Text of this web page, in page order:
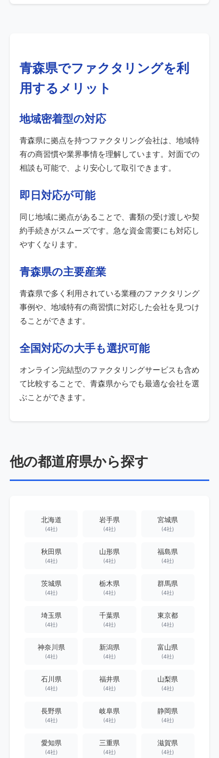
青森県でファクタリングを利
用するメリット
地域密着型の対応
青森県に拠点を持つファクタリング会社は、地域特
有の商習慣や業界事情を理解しています。対面での
相談も可能で、より安心して取引できます。
即日対応が可能
同じ地域に拠点があることで、書類の受け渡しや契
約手続きがスムーズです。急な資金需要にも対応し
やすくなります。
青森県の主要産業
青森県で多く利用されている業種のファクタリング
事例や、地域特有の商習慣に対応した会社を見つけ
ることができます。
全国対応の大手も選択可能
オンライン完結型のファクタリングサービスも含め
て比較することで、青森県からでも最適な会社を選
ぶことができます。
他の都道府県から探す
北海道
(4社)
岩手県
(4社)
宮城県
(4社)
秋田県
(4社)
山形県
(4社)
福島県
(4社)
茨城県
(4社)
栃木県
(4社)
群馬県
(4社)
埼玉県
(4社)
千葉県
(4社)
東京都
(4社)
神奈川県
(4社)
新潟県
(4社)
富山県
(4社)
石川県
(4社)
福井県
(4社)
山梨県
(4社)
長野県
(4社)
岐阜県
(4社)
静岡県
(4社)
愛知県
(4社)
三重県
(4社)
滋賀県
(4社)